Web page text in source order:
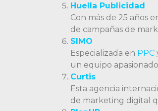
Huella Publicidad
Con más de 25 años
de campañas de
SIMO
Especializada en PPC
un equipo
Curtis
Esta agencia
de marketing digital